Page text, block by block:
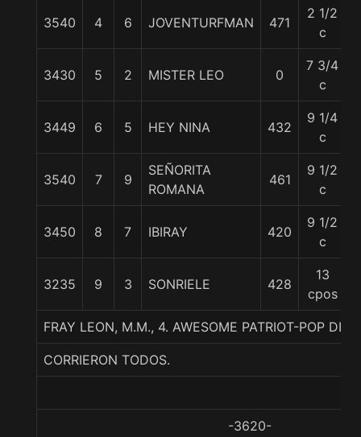
3540 4 6 JOVENTURFMAN 471
2 1/2
c
3430 5 2 MISTER LEO 0
7 3/4
c
3449 6 5 HEY NINA 432
9 1/4
c
3540 7 9
SEÑORITA
ROMANA
461
9 1/2
c
3450 8 7 IBIRAY 420
9 1/2
c
3235 9 3 SONRIELE 428
13
cpos
FRAY LEON, M.M., 4. AWESOME PATRIOT-POP
CORRIERON TODOS.
-3620-